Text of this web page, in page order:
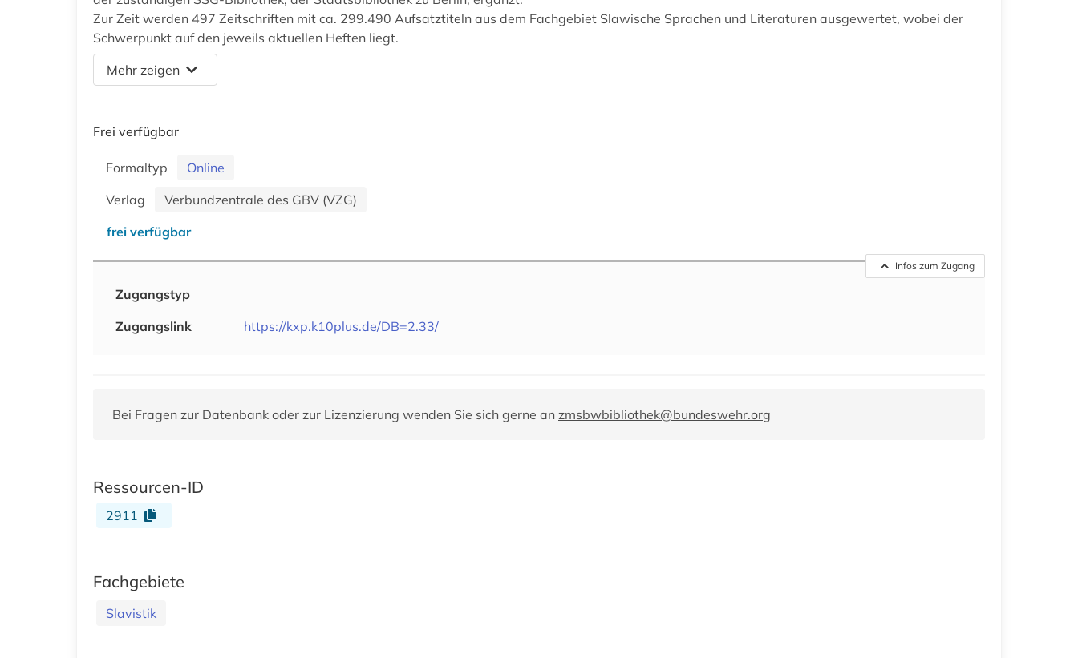
Zur Zeit werden 497 Zeitschriften mit ca. 299.490 Aufsatztiteln aus dem Fachgebiet Slawische Sprachen und Literaturen ausgewertet, wobei der
Schwerpunkt auf den jeweils aktuellen Heften liegt.
Mehr zeigen
Frei verfügbar
Formaltyp
Online
Verlag
Verbundzentrale des GBV (VZG)
frei verfügbar
Infos zum Zugang
Zugangstyp
Zugangslink
https://kxp.k10plus.de/DB=2.33/
Bei Fragen zur Datenbank oder zur Lizenzierung wenden Sie sich gerne an zmsbwbibliothek@bundeswehr.org
Ressourcen-ID
2911
Fachgebiete
Slavistik